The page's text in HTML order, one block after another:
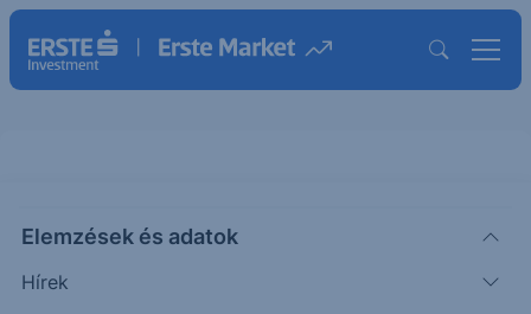
Elemzések és adatok
Hírek
GS(USA)
Goldman Sachs